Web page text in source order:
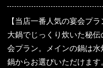
【当店一番人気の宴会プ
大鍋でじっくり炊いた秘
会プラン。メインの鍋は
鍋からお選びいただけま